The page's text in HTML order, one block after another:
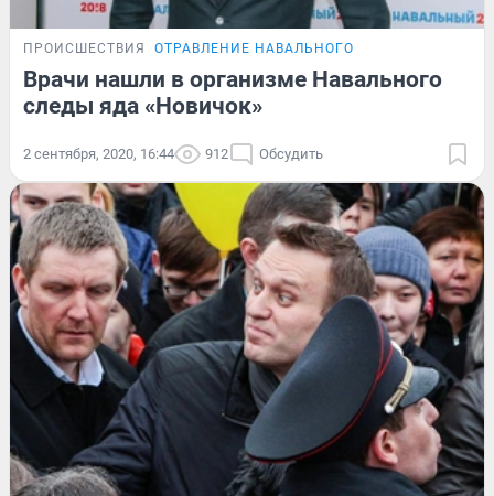
ПРОИСШЕСТВИЯ ОТРАВЛЕНИЕ НАВАЛЬНОГО
Врачи нашли в организме Навального
следы яда «Новичок»
2 сентября, 2020, 16:44 912 Обсудить